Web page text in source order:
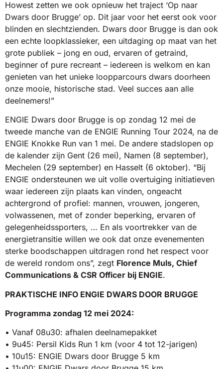
Howest zetten we ook opnieuw het traject ‘Op naar
Dwars door Brugge’ op. Dit jaar voor het eerst ook voor
blinden en slechtzienden. Dwars door Brugge is dan ook
een echte loopklassieker, een uitdaging op maat van het
grote publiek – jong en oud, ervaren of getraind,
beginner of pure recreant – iedereen is welkom en kan
genieten van het unieke loopparcours dwars doorheen
onze mooie, historische stad. Veel succes aan alle
deelnemers!”
ENGIE Dwars door Brugge is op zondag 12 mei de
tweede manche van de ENGIE Running Tour 2024, na de
ENGIE Knokke Run van 1 mei. De andere stadslopen op
de kalender zijn Gent (26 mei), Namen (8 september),
Mechelen (29 september) en Hasselt (6 oktober). “Bij
ENGIE ondersteunen we uit volle overtuiging initiatieven
waar iedereen zijn plaats kan vinden, ongeacht
achtergrond of profiel: mannen, vrouwen, jongeren,
volwassenen, met of zonder beperking, ervaren of
gelegenheidssporters, … En als voortrekker van de
energietransitie willen we ook dat onze evenementen
sterke boodschappen uitdragen rond het respect voor
de wereld rondom ons”, zegt Florence Muls, Chief
Communications & CSR Officer bij ENGIE.
PRAKTISCHE INFO ENGIE DWARS DOOR BRUGGE
Programma zondag 12 mei 2024:
• Vanaf 08u30: afhalen deelnamepakket
• 9u45: Persil Kids Run 1 km (voor 4 tot 12-jarigen)
• 10u15: ENGIE Dwars door Brugge 5 km